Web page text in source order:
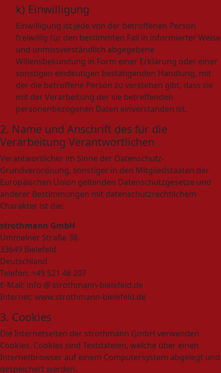
k) Einwilligung
Einwilligung ist jede von der betroffenen Person
freiwillig für den bestimmten Fall in informierter Weise
und unmissverständlich abgegebene
Willensbekundung in Form einer Erklärung oder einer
sonstigen eindeutigen bestätigenden Handlung, mit
der die betroffene Person zu verstehen gibt, dass sie
mit der Verarbeitung der sie betreffenden
personenbezogenen Daten einverstanden ist.
2. Name und Anschrift des für die
Verarbeitung Verantwortlichen
Verantwortlicher im Sinne der Datenschutz-
Grundverordnung, sonstiger in den Mitgliedstaaten der
Europäischen Union geltenden Datenschutzgesetze und
anderer Bestimmungen mit datenschutzrechtlichem
Charakter ist die:
strothmann GmbH
Ummelner Straße 38
33649 Bielefeld
Deutschland
Telefon: +49 521 48 207
E-Mail: info @ strothmann-bielefeld.de
Internet: www.strothmann-bielefeld.de
3. Cookies
Die Internetseiten der strothmann GmbH verwenden
Cookies. Cookies sind Textdateien, welche über einen
Internetbrowser auf einem Computersystem abgelegt und
gespeichert werden.